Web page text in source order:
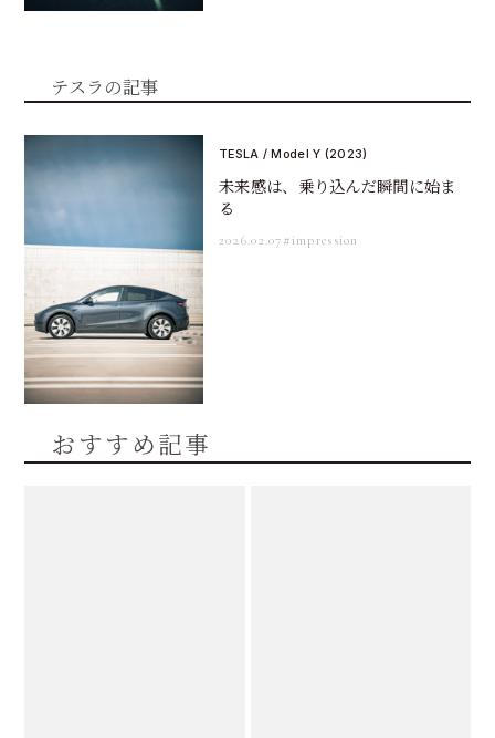
テスラの記事
TESLA / Model Y (2023)
未来感は、乗り込んだ瞬間に始ま
る
2026.02.07#impression
おすすめ記事